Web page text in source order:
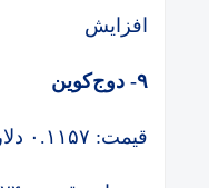
افزایش
۹- دوج‌کوین
قیمت: ۰.۱۱۵۷ دلار